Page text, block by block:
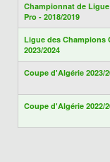
Championnat de Ligue
Pro - 2018/2019
Ligue des Champions
2023/2024
Coupe d'Algérie 2023/
Coupe d'Algérie 2022/